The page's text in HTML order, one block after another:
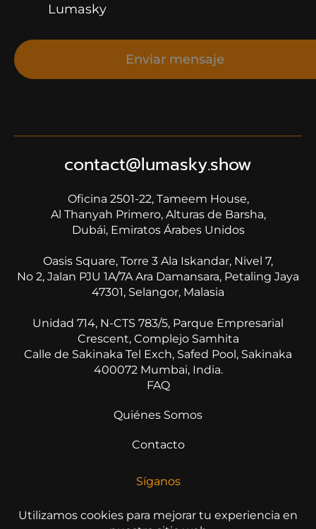
Lumasky
Enviar mensaje
Utilizamos cookies para mejorar tu experiencia en
contact@lumasky.show
Oficina 2501-22, Tameem House,
​​​​​​​Al Thanyah Primero, Alturas de Barsha,
Dubái, Emiratos Árabes Unidos
Oasis Square, Torre 3 Ala Iskandar, Nivel 7,
No 2, Jalan PJU 1A/7A Ara Damansara, Petaling Jaya
47301, Selangor, Malasia
Unidad 714, N-CTS 783/5, Parque Empresarial
Crescent, Complejo Samhita
Calle de Sakinaka Tel Exch, Safed Pool, Sakinaka
400072 Mumbai, India.
FAQ
Quiénes Somos
Contacto
Síganos